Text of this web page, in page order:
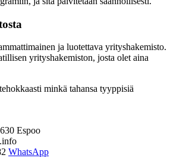
ja luotettava yrityshakemisto.
yrityshakemiston, josta olet aina
minkä tahansa tyyppisiä
Espoo
WhatsApp